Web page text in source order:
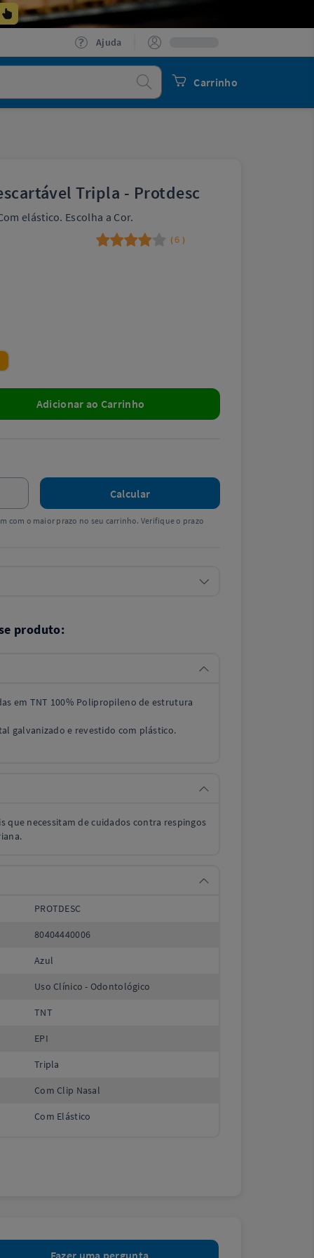
Ajuda
Carrinho
Procurar
Tripla - Protdesc
elástico. Escolha a Cor.
(6 )
Adicionar ao Carrinho
Calcular
com o maior prazo no seu carrinho. Verifique o prazo
produto:
em TNT 100% Polipropileno de estrutura
galvanizado e revestido com plástico.
que necessitam de cuidados contra respingos
PROTDESC
80404440006
Azul
Uso Clínico - Odontológico
TNT
EPI
Tripla
Com Clip Nasal
Com Elástico
Fazer uma pergunta